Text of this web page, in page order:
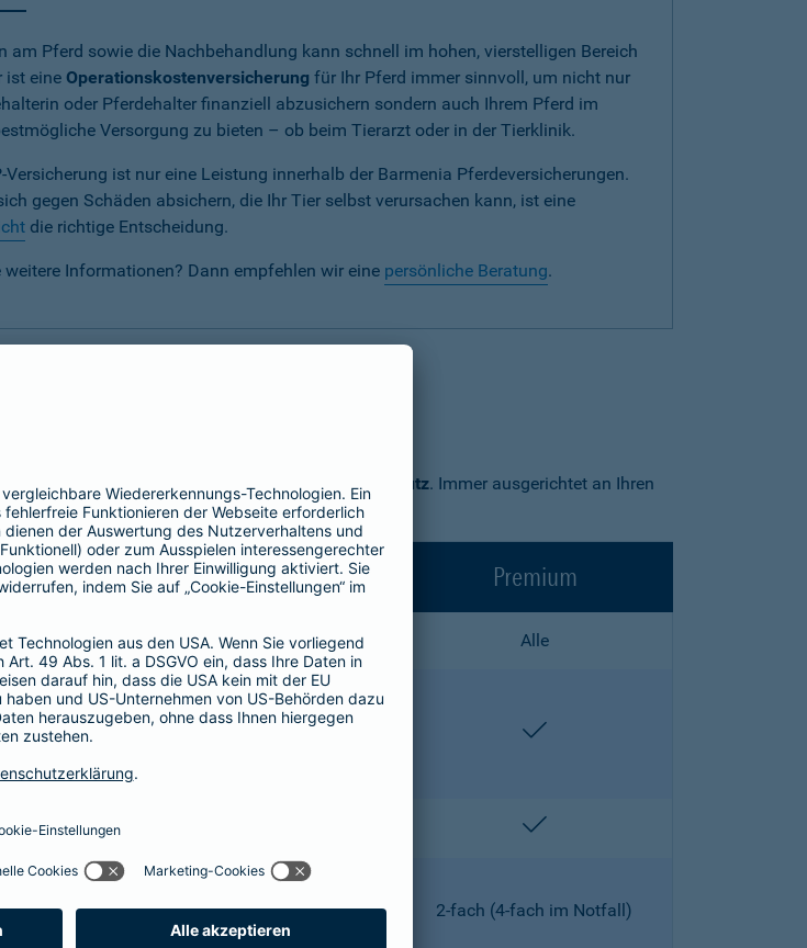
am Pferd sowie die Nachbehandlung kann schnell im hohen, vierstelligen Bereich
ist eine Operationskostenversicherung für Ihr Pferd immer sinnvoll, um nicht nur
oder Pferdehalter finanziell abzusichern sondern auch Ihrem Pferd im
Versorgung zu bieten – ob beim Tierarzt oder in der Tierklinik.
Versicherung ist nur eine Leistung innerhalb der Barmenia Pferdeversicherungen.
gegen Schäden absichern, die Ihr Tier selbst verursachen kann, ist eine
die richtige Entscheidung.
weitere Informationen? Dann empfehlen wir eine persönliche Beratung.
Vergleich
Ihr Pferd wählen: Basis-, Top- oder Premium-Schutz. Immer ausgerichtet an Ihren
Top Premium
Alle Alle
enthalten enthalten
enthalten
2-fach 2-fach (4-fach im Notfall)